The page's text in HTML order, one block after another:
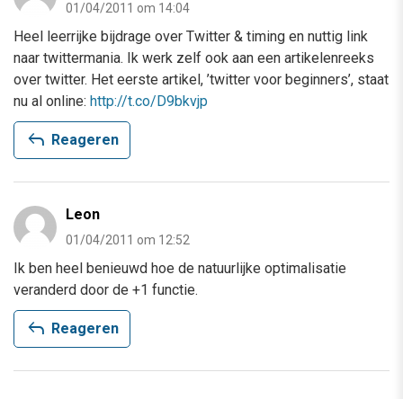
01/04/2011 om 14:04
Heel leerrijke bijdrage over Twitter & timing en nuttig link
naar twittermania. Ik werk zelf ook aan een artikelenreeks
over twitter. Het eerste artikel, ’twitter voor beginners’, staat
nu al online: http://t.co/D9bkvjp
reply Reageren
Leon
01/04/2011 om 12:52
Ik ben heel benieuwd hoe de natuurlijke optimalisatie
veranderd door de +1 functie.
reply Reageren